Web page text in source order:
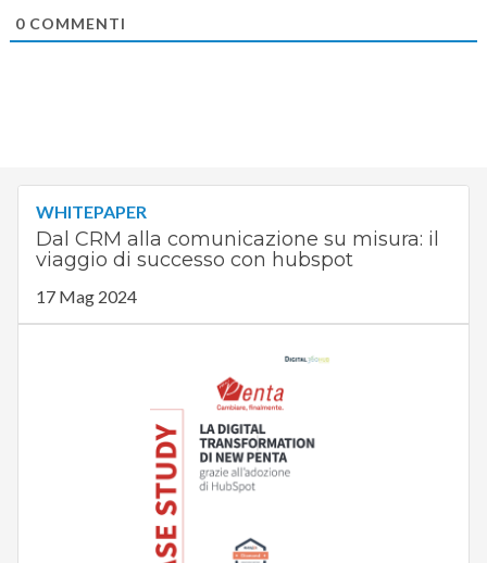
0COMMENTI
WHITEPAPER
Dal CRM alla comunicazione su misura: il
viaggio di successo con hubspot
17 Mag 2024